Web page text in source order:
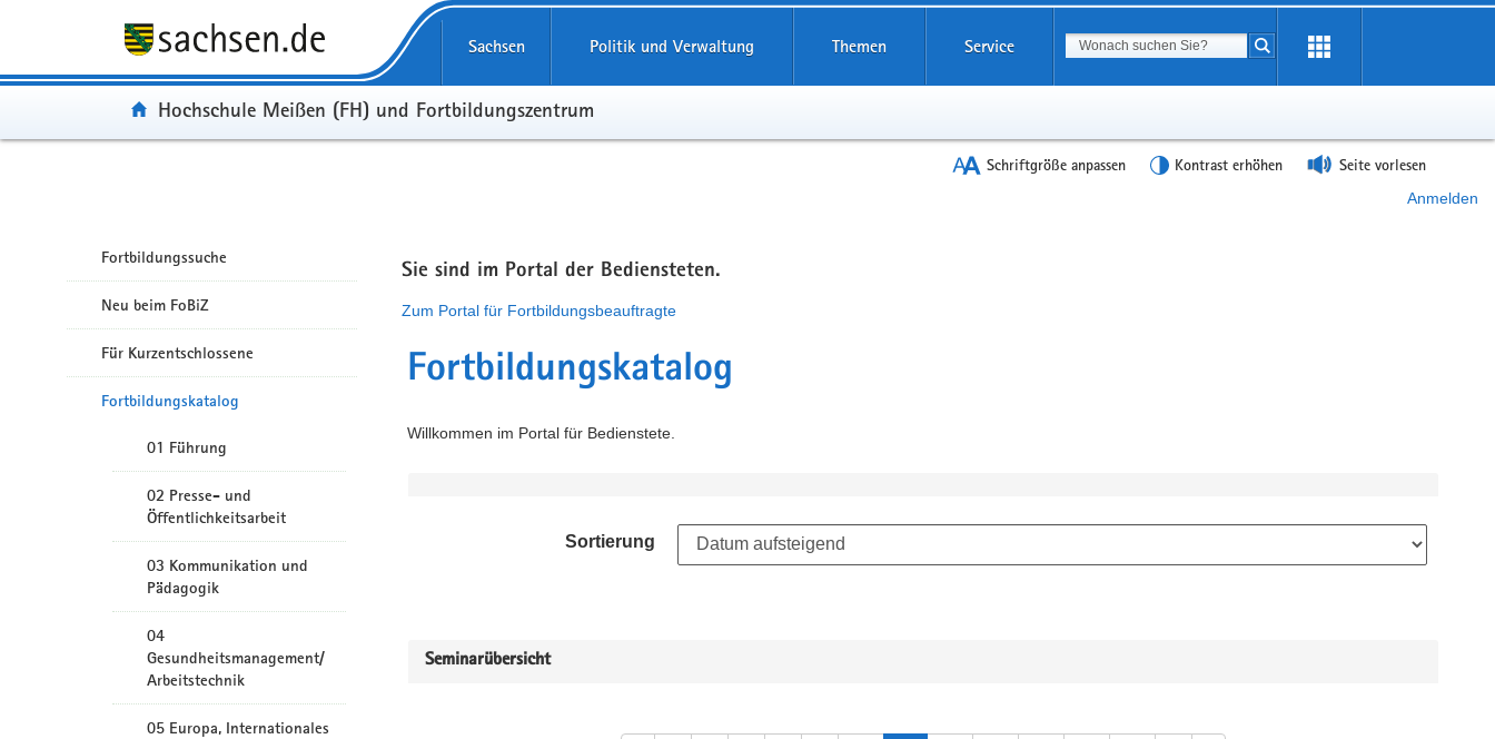
Sachsen Politik und Verwaltung Themen Service Suchbegriff
Suche starten
Portal:
Hochschule Meißen (FH) und Fortbildungszentrum
Schriftgröße anpassen Kontrast erhöhen Seite vorlesen
Anmelden
Fortbildungssuche
Neu beim FoBiZ
Für Kurzentschlossene
Fortbildungskatalog
01 Führung
02 Presse- und
Öffentlichkeitsarbeit
03 Kommunikation und
Pädagogik
04
Gesundheitsmanagement/
Arbeitstechnik
05 Europa, Internationales
Sie sind im Portal der Bediensteten.
Zum Portal für Fortbildungsbeauftragte
Fortbildungskatalog
Willkommen im Portal für Bedienstete.
Sortierung
Seminarübersicht